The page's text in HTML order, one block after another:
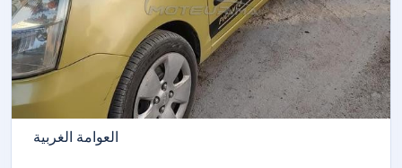
العوامة الغربية